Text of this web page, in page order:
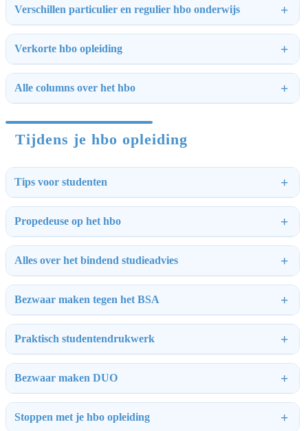
Verschillen particulier en regulier hbo onderwijs
Verkorte hbo opleiding
Alle columns over het hbo
Tijdens je hbo opleiding
Tips voor studenten
Propedeuse op het hbo
Alles over het bindend studieadvies
Bezwaar maken tegen het BSA
Praktisch studentendrukwerk
Bezwaar maken DUO
Stoppen met je hbo opleiding